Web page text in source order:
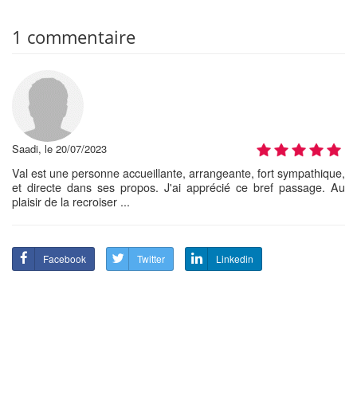
1 commentaire
Saadi, le 20/07/2023
Val est une personne accueillante, arrangeante, fort sympathique,
et directe dans ses propos. J'ai apprécié ce bref passage. Au
plaisir de la recroiser ...
Facebook Twitter Linkedin